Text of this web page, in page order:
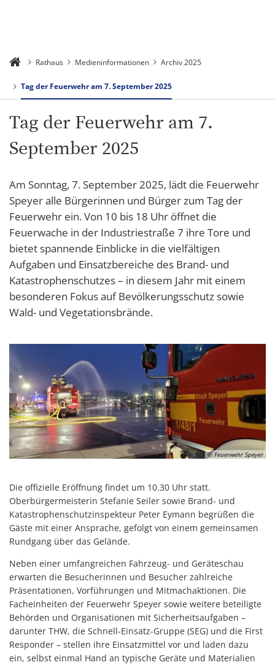
Rathaus Medieninformationen Archiv 2025
Tag der Feuerwehr am 7. September 2025
Tag der Feuerwehr am 7.
September 2025
Am Sonntag, 7. September 2025, lädt die Feuerwehr
Speyer alle Bürgerinnen und Bürger zum Tag der
Feuerwehr ein. Von 10 bis 18 Uhr öffnet die
Feuerwache in der Industriestraße 7 ihre Tore und
bietet spannende Einblicke in die vielfältigen
Aufgaben und Einsatzbereiche des Brand- und
Katastrophenschutzes – in diesem Jahr mit einem
besonderen Fokus auf Bevölkerungsschutz sowie
Wald- und Vegetationsbrände.
© Feuerwehr Speyer
Die offizielle Eröffnung findet um 10.30 Uhr statt.
Oberbürgermeisterin Stefanie Seiler sowie Brand- und
Katastrophenschutzinspekteur Peter Eymann begrüßen die
Gäste mit einer Ansprache, gefolgt von einem gemeinsamen
Rundgang über das Gelände.
Neben einer umfangreichen Fahrzeug- und Geräteschau
erwarten die Besucherinnen und Besucher zahlreiche
Präsentationen, Vorführungen und Mitmachaktionen. Die
Facheinheiten der Feuerwehr Speyer sowie weitere beteiligte
Behörden und Organisationen mit Sicherheitsaufgaben –
darunter THW, die Schnell-Einsatz-Gruppe (SEG) und die First
Responder – stellen ihre Einsatzmittel vor und laden dazu
ein, selbst einmal Hand an typische Geräte und Materialien